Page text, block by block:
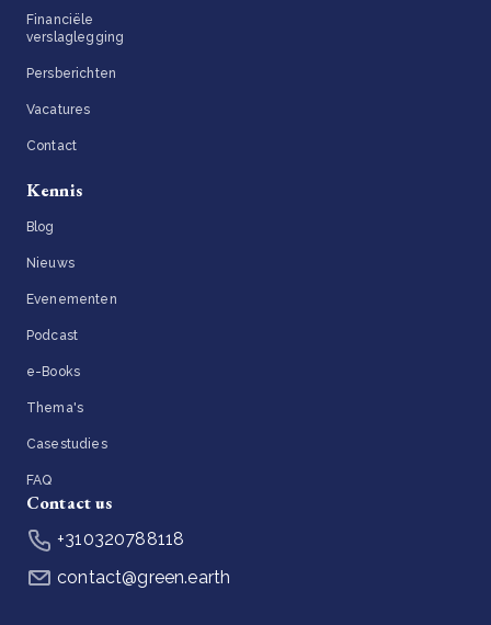
Financiële
verslaglegging
Persberichten
Vacatures
Contact
Kennis
Blog
Nieuws
Evenementen
Podcast
e-Books
Thema's
Casestudies
FAQ
Contact us
+310320788118
contact@green.earth